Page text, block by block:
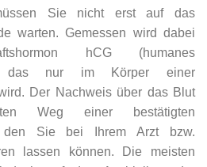
Sie nicht erst auf das
warten. Gemessen wird dabei
hCG (humanes
das nur im Körper einer
Der Nachweis über das Blut
Weg einer bestätigten
den Sie bei Ihrem Arzt bzw.
lassen können. Die meisten